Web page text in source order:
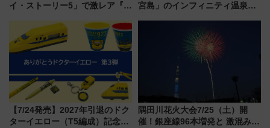
イ・ストーリー5」で激レア『ロ
デコレーションも徹底解説
宮島」のインフィニティ温泉と
宿泊料金・アクセスは？（2026
年7月23日開業）
【7/24発売】2027年引退のドク
ターイエロー（T5編成）記念グ
隅田川花火大会7/25（土）開
催！銀座線96本増発と 激混みの